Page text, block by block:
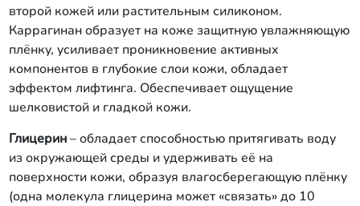
второй кожей или растительным силиконом.
Каррагинан образует на коже защитную увлажняющую
плёнку, усиливает проникновение активных
компонентов в глубокие слои кожи, обладает
эффектом лифтинга. Обеспечивает ощущение
шелковистой и гладкой кожи.
Глицерин– обладает способностью притягивать воду
из окружающей среды и удерживать её на
поверхности кожи, образуя влагосберегающую плёнку
(одна молекула глицерина может «связать» до 10